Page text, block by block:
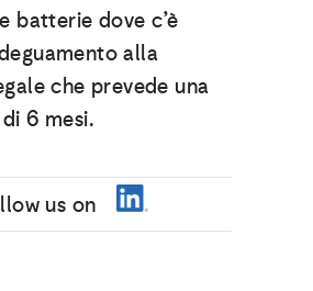
batterie dove c’è
alla
che prevede una
6 mesi.
us on